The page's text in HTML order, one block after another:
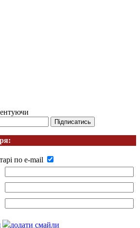
по e-mail
додати смайли